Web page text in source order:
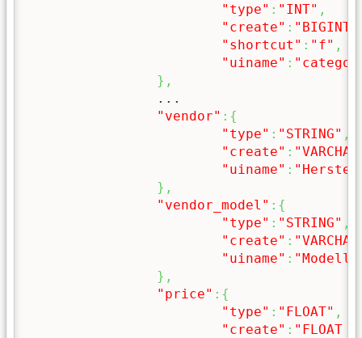
"type" : "INT" ,
"create" : "BIGINT
"shortcut" : "f" ,
"uiname" :
} ,
"vendor" : {
"type" : "STRING" ,
"create" :
"uiname" :
} ,
"vendor_model" : {
"type" : "STRING" ,
"create" :
"uiname" :
} ,
"price" : {
"type" : "FLOAT" ,
"create" : "FLOAT